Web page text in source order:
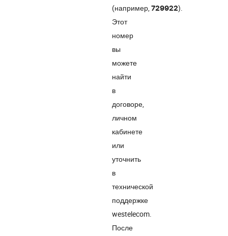
(например, 729922).
Этот
номер
вы
можете
найти
в
договоре,
личном
кабинете
или
уточнить
в
технической
поддержке
westelecom.
После